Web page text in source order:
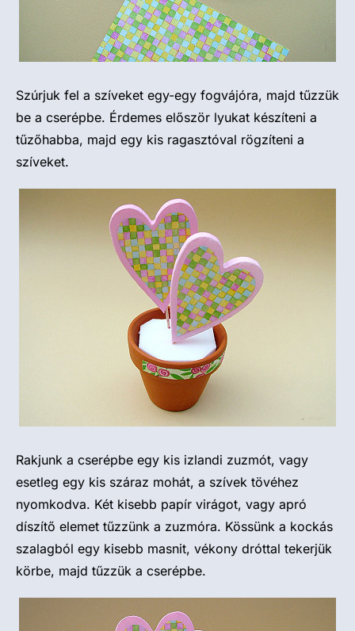
Szúrjuk fel a szíveket egy-egy fogvájóra, majd tűzzük
be a cserépbe. Érdemes először lyukat készíteni a
tűzőhabba, majd egy kis ragasztóval rögzíteni a
szíveket.
Rakjunk a cserépbe egy kis izlandi zuzmót, vagy
esetleg egy kis száraz mohát, a szívek tövéhez
nyomkodva. Két kisebb papír virágot, vagy apró
díszítő elemet tűzzünk a zuzmóra. Kössünk a kockás
szalagból egy kisebb masnit, vékony dróttal tekerjük
körbe, majd tűzzük a cserépbe.